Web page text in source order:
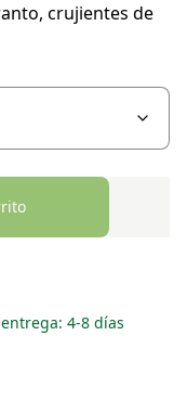
crujientes de
4-8 días